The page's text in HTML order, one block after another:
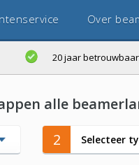
Over
20 jaar
alle
Selecteer